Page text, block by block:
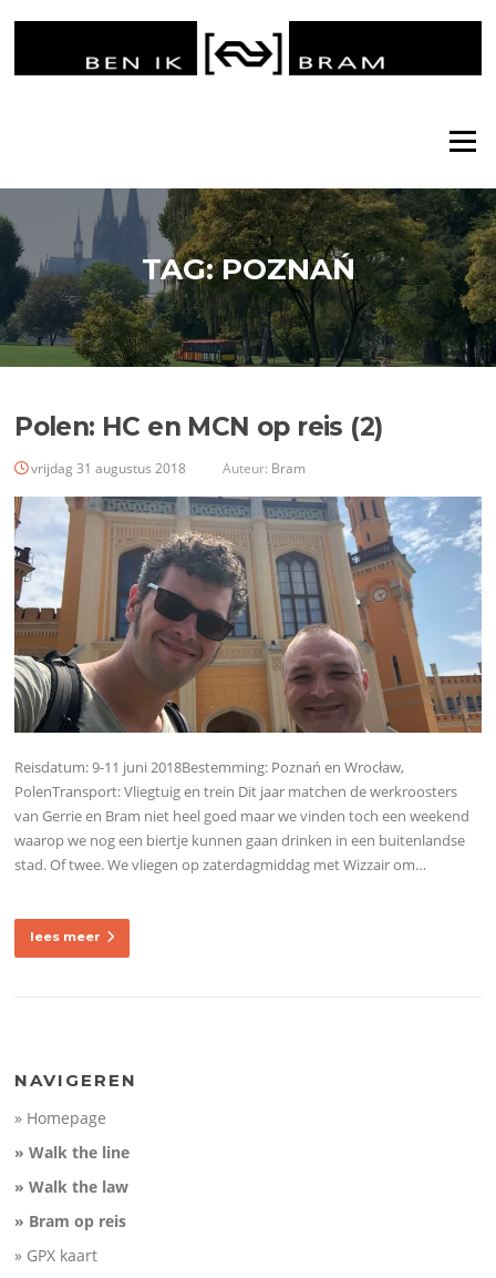
Menu
TAG:POZNAŃ
Polen: HC en MCN op reis (2)
vrijdag 31 augustus 2018 Auteur: Bram
Reisdatum: 9-11 juni 2018Bestemming: Poznań en Wrocław,
PolenTransport: Vliegtuig en trein Dit jaar matchen de werkroosters
van Gerrie en Bram niet heel goed maar we vinden toch een weekend
waarop we nog een biertje kunnen gaan drinken in een buitenlandse
stad. Of twee. We vliegen op zaterdagmiddag met Wizzair om…
lees meer
NAVIGEREN
» Homepage
» Walk the line
» Walk the law
» Bram op reis
» GPX kaart